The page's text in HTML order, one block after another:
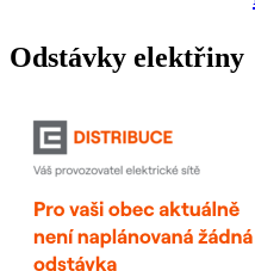
Odstávky elektřiny